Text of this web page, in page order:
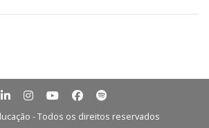
- Todos os direitos reservados